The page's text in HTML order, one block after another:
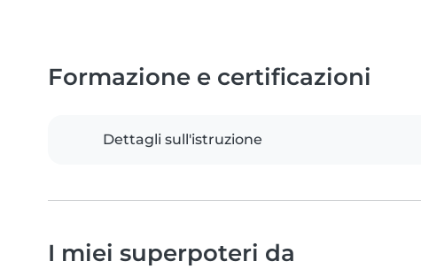
Formazione e certificazioni
Dettagli sull'istruzione
I miei superpoteri da